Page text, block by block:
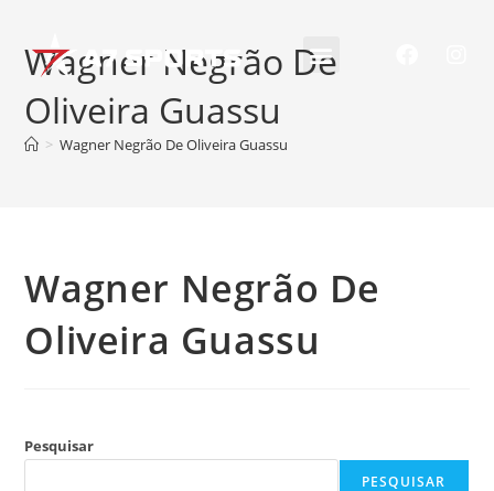
Wagner Negrão De
Oliveira Guassu
> Wagner Negrão De Oliveira Guassu
Wagner Negrão De
Oliveira Guassu
Pesquisar
PESQUISAR